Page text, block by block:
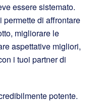
essere sistemato.
permette di affrontare
migliorare le
aspettative migliori,
i tuoi partner di
potente.